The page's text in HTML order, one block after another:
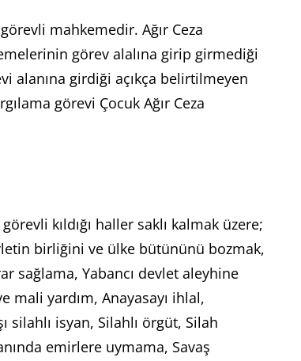
mahkemedir. Ağır Ceza
görev alalına girip girmediği
alanına girdiği açıkça belirtilmeyen
görevi Çocuk Ağır Ceza
kıldığı haller saklı kalmak üzere;
birliğini ve ülke bütününü bozmak,
sağlama, Yabancı devlet aleyhine
yardım, Anayasayı ihlal,
silahlı isyan, Silahlı örgüt, Silah
emirlere uymama, Savaş